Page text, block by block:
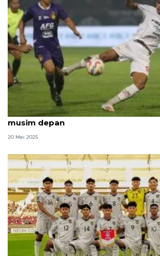
Ramadhan Sananta resmi bermain
musim depan
20 Mei 2025